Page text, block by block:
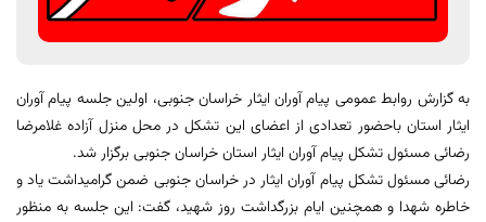
به گزارش روابط عمومی پیام آوران ایثار خراسان جنوبی، اولین ‌جلسه‌‌‌ پیام آوران
ایثار استان‌ باحضور تعدادی از اعضای این تشکل در محل منزل آزاده غلامرضا
رضائی مسئول تشکل پیام آوران ایثار استان خراسان جنوبی برگزار شد.
رضائی مسئول تشکل پیام آوران ایثار در خراسان جنوبی ضمن گرامیداشت یاد و
خاطره شهدا و همچنین ایام بزرگداشت روز شهید، گفت: این جلسه به منظور